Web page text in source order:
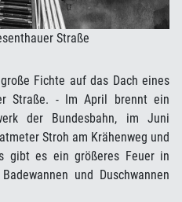
Straße
Fichte auf das Dach eines
Straße. - Im April brennt ein
der Bundesbahn, im Juni
Stroh am Krähenweg und
gibt es ein größeres Feuer in
und Duschwannen